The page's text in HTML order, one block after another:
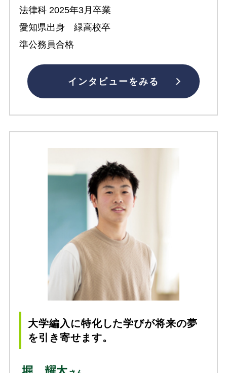
法律科 2025年3月卒業
愛知県出身 緑高校卒
準公務員合格
インタビューをみる
大学編入に特化した学びが将来の夢
を引き寄せます。